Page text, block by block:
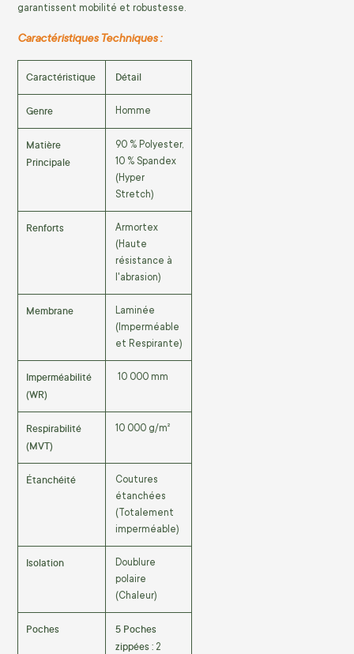
garantissent mobilité et robustesse.
Caractéristiques Techniques :
Caractéristique Détail
Genre Homme
Matière
Principale
90 % Polyester,
10 % Spandex
(Hyper
Stretch)
Renforts
Armortex
(Haute
résistance à
l'abrasion)
Membrane
Laminée
(Imperméable
et Respirante)
Imperméabilité
(WR)
10 000 mm
Respirabilité
(MVT)
10 000 g/m²
Étanchéité
Coutures
étanchées
(Totalement
imperméable)
Isolation
Doublure
polaire
(Chaleur)
Poches
5 Poches
zippées : 2